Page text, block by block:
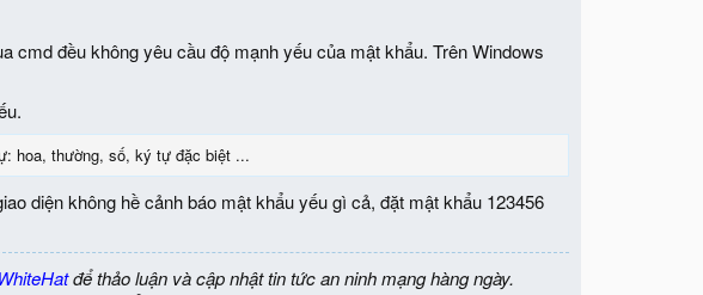
cmd đều không yêu cầu độ mạnh yếu của mật khẩu. Trên Windows
hoa, thường, số, ký tự đặc biệt ...
diện không hề cảnh báo mật khẩu yếu gì cả, đặt mật khẩu 123456
để thảo luận và cập nhật tin tức an ninh mạng hàng ngày.